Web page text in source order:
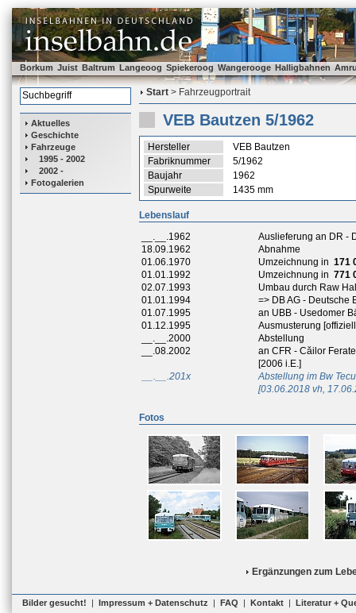
Borkum Juist Baltrum Langeoog Spiekeroog Wangerooge Halligbahnen
Aktuelles
Geschichte
Fahrzeuge
1995 - 2002
2002 -
Fotogalerien
Start > Fahrzeugportrait
VEB Bautzen 5/1962
Hersteller
VEB Bautzen
Fabriknummer
5/1962
Baujahr
1962
Spurweite
1435 mm
Lebenslauf
__.__.1962
Auslieferung an DR -
18.09.1962
Abnahme
01.06.1970
Umzeichnung in 171
01.01.1992
Umzeichnung in 771
02.07.1993
Umbau durch Raw
01.01.1994
=> DB AG - Deutsche
01.07.1995
an UBB - Usedomer
01.12.1995
Ausmusterung
__.__.2000
Abstellung
__.08.2002
an CFR - Căilor
[2006 i.E.]
__.__.201x
Abstellung im Bw
[03.06.2018 vh,
Fotos
Ergänzungen zum
Bilder gesucht! | Impressum + Datenschutz | FAQ | Kontakt | Literatur +